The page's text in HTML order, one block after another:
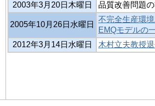
2003年3月20日木曜日
品質改善問題
2005年10月26日水曜日
不完全生産環
EMQモデルの
2012年3月14日水曜日
木村立夫教授